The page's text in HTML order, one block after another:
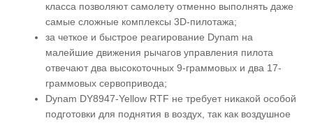
класса позволяют самолету отменно выполнять даже
самые сложные комплексы 3D-пилотажа;
за четкое и быстрое реагирование Dynam на
малейшие движения рычагов управления пилота
отвечают два высокоточных 9-граммовых и два 17-
граммовых сервопривода;
Dynam DY8947-Yellow RTF не требует никакой особой
подготовки для поднятия в воздух, так как воздушное